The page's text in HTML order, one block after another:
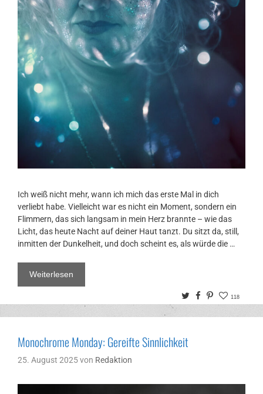
Ich weiß nicht mehr, wann ich mich das erste Mal in dich
verliebt habe. Vielleicht war es nicht ein Moment, sondern ein
Flimmern, das sich langsam in mein Herz brannte – wie das
Licht, das heute Nacht auf deiner Haut tanzt. Du sitzt da, still,
inmitten der Dunkelheit, und doch scheint es, als würde die …
Weiterlesen
TwitterFacebook
Pinterest
118
Monochrome Monday: Gereifte Sinnlichkeit
25. August 2025von Redaktion